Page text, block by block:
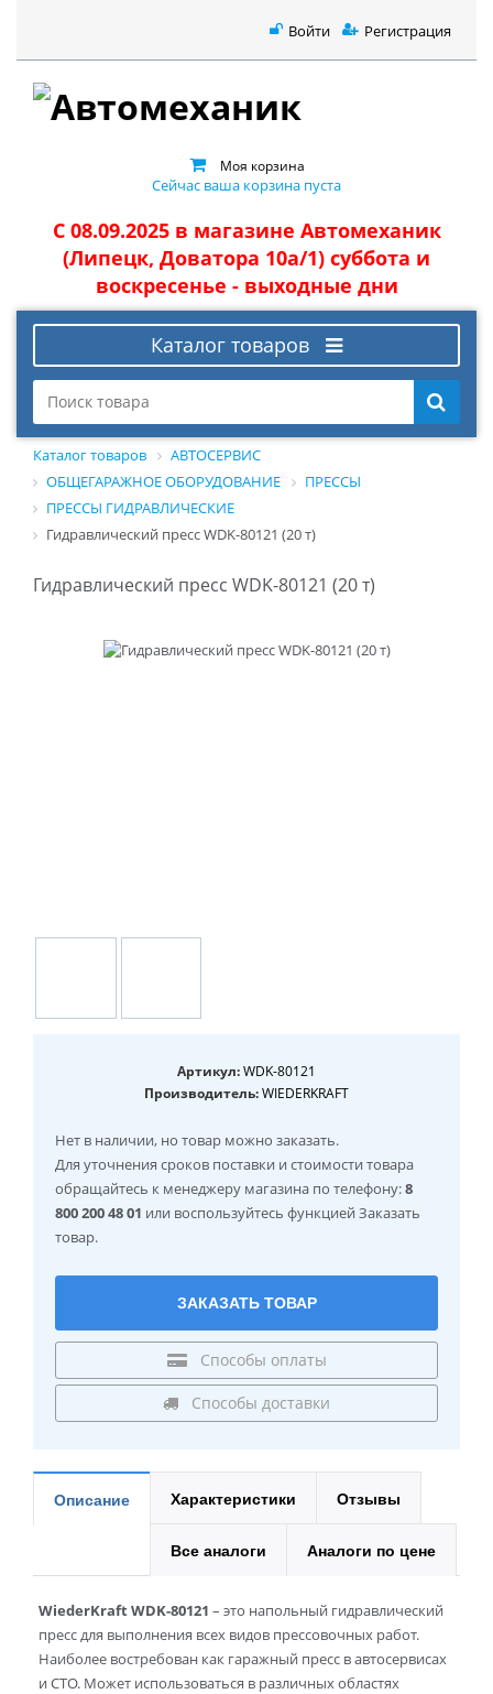
Войти Регистрация
Моя корзина
Сейчас ваша корзина пуста
С 08.09.2025 в магазине Автомеханик
(Липецк, Доватора 10а/1) суббота и
воскресенье - выходные дни
Каталог товаров
Каталог товаров
АВТОСЕРВИС
ОБЩЕГАРАЖНОЕ ОБОРУДОВАНИЕ
ПРЕССЫ
ПРЕССЫ ГИДРАВЛИЧЕСКИЕ
Гидравлический пресс WDK-80121 (20 т)
Гидравлический пресс WDK-80121 (20 т)
Артикул:WDK-80121
Производитель:WIEDERKRAFT
Нет в наличии, но товар можно заказать.
Для уточнения сроков поставки и стоимости товара
обращайтесь к менеджеру магазина по телефону:8
800 200 48 01 или воспользуйтесь функцией Заказать
товар.
ЗАКАЗАТЬ ТОВАР
Способы оплаты
Способы доставки
Описание Характеристики Отзывы
Все аналоги Аналоги по цене
WiederKraft WDK-80121 – это напольный гидравлический
пресс для выполнения всех видов прессовочных работ.
Наиболее востребован как гаражный пресс в автосервисах
и СТО. Может использоваться в различных областях